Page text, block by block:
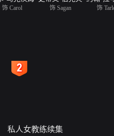
饰 Carol 饰 Sagan 饰
私人女教练续集